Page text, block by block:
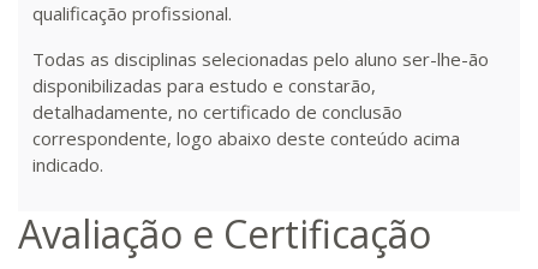
Matricular
400 H 50dias 150dias
R$ 1.982,74
Matricular
420 H 53dias 150dias
Matricular
qualificação profissional.
Todas as disciplinas selecionadas pelo aluno ser-lhe-ão
disponibilizadas para estudo e constarão,
detalhadamente, no certificado de conclusão
correspondente, logo abaixo deste conteúdo acima
indicado.
Avaliação e Certificação